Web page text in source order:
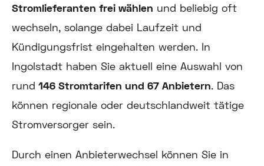
Stromlieferanten frei wählen und beliebig oft
wechseln, solange dabei Laufzeit und
Kündigungsfrist eingehalten werden. In
Ingolstadt haben Sie aktuell eine Auswahl von
rund 146 Stromtarifen und 67 Anbietern. Das
können regionale oder deutschlandweit tätige
Stromversorger sein.
Durch einen Anbieterwechsel können Sie in